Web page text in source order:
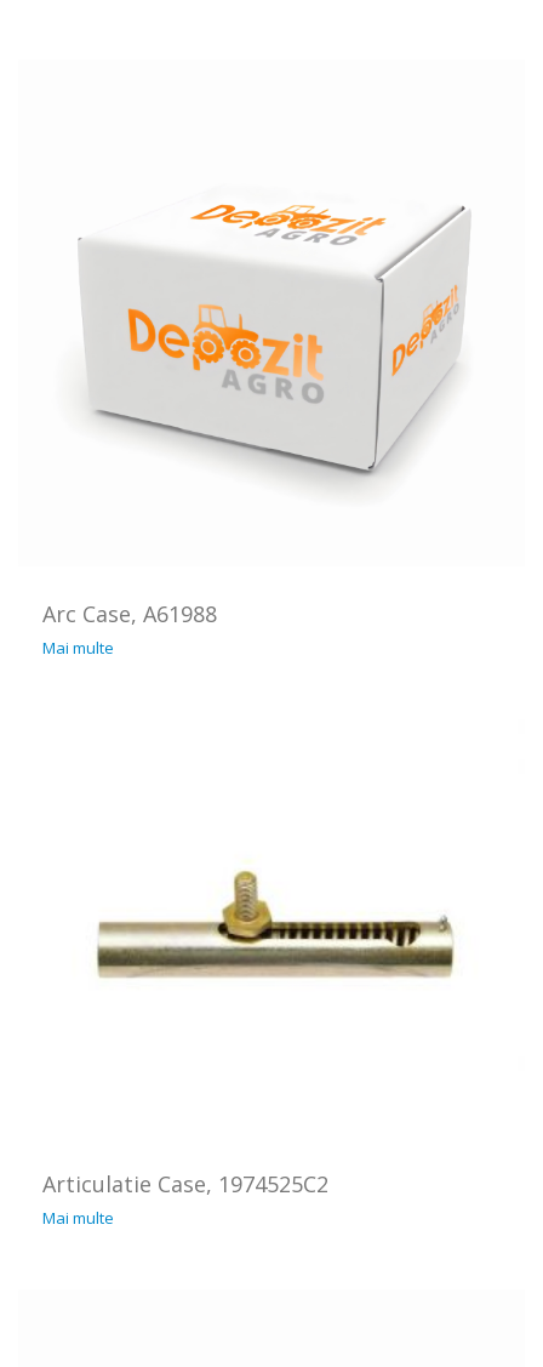
Arc Case, A61988
Mai multe
Articulatie Case, 1974525C2
Mai multe